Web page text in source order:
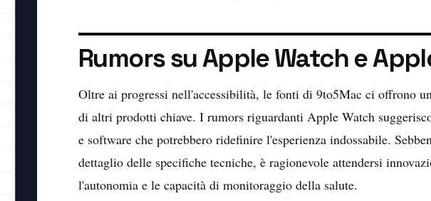
Rumors su Apple Watch e
Oltre ai progressi nell'accessibilità, le fonti di 9to5Mac ci offrono
di altri prodotti chiave. I rumors riguardanti Apple Watch
e software che potrebbero ridefinire l'esperienza indossabile.
dettaglio delle specifiche tecniche, è ragionevole attendersi
l'autonomia e le capacità di monitoraggio della salute.